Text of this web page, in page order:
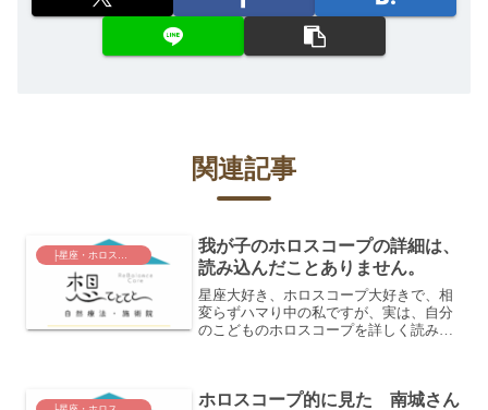
関連記事
├星座・ホロスコープ
我が子のホロスコープの詳細は、
読み込んだことありません。
星座大好き、ホロスコープ大好きで、相
変らずハマり中の私ですが、実は、自分
のこどものホロスコープを詳しく読みこ
う特性があるはずで・・・...
ホロスコープ的に見た 南城さん